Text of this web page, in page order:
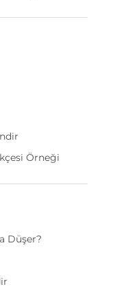
Örneği
Düşer?